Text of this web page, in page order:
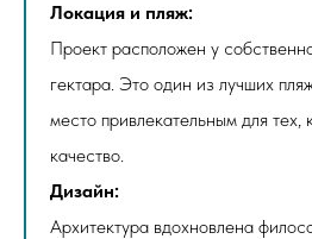
Локация и пляж:
Проект расположен у
гектара. Это один из лучших
место привлекательным для тех,
качество.
Дизайн:
Архитектура вдохновлена